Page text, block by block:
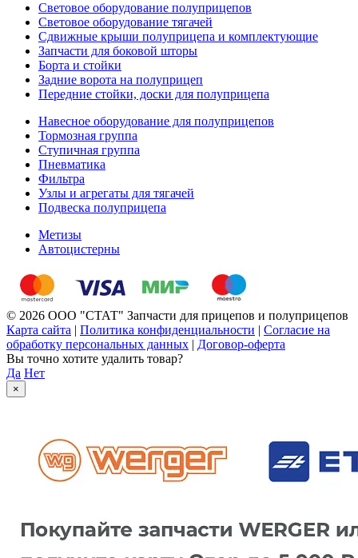
Световое оборудование полуприцепов
Световое оборудование тягачей
Сдвижные крыши полуприцепа и комплектующие
Запчасти для боковой шторы
Борта и стойки
Задние ворота на полуприцеп
Передние стойки, доски для полуприцепа
Навесное оборудование для полуприцепов
Тормозная группа
Ступичная группа
Пневматика
Фильтра
Узлы и агрегаты для тягачей
Подвеска полуприцепа
Метизы
Автоцистерны
© 2026 ООО "СТАТ" Запчасти для прицепов и полуприцепов
Карта сайта | Политика конфиденциальности | Согласие на
обработку персональных данных | Договор-оферта
Вы точно хотите удалить товар?
Да Нет
×